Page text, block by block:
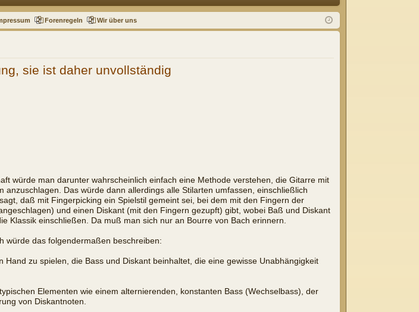
Q m
el
ist
rie
Forenregeln Wir über uns
sie ist daher unvollständig
würde man darunter wahrscheinlich einfach eine Methode verstehen, die Gitarre mit
Das würde dann allerdings alle Stilarten umfassen, einschließlich
daß mit Fingerpicking ein Spielstil gemeint sei, bei dem mit den Fingern der
und einen Diskant (mit den Fingern gezupft) gibt, wobei Baß und Diskant
Klassik einschließen. Da muß man sich nur an Bourre von Bach erinnern.
würde das folgendermaßen beschreiben:
zu spielen, die Bass und Diskant beinhaltet, die eine gewisse Unabhängigkeit
Elementen wie einem alternierenden, konstanten Bass (Wechselbass), der
von Diskantnoten.